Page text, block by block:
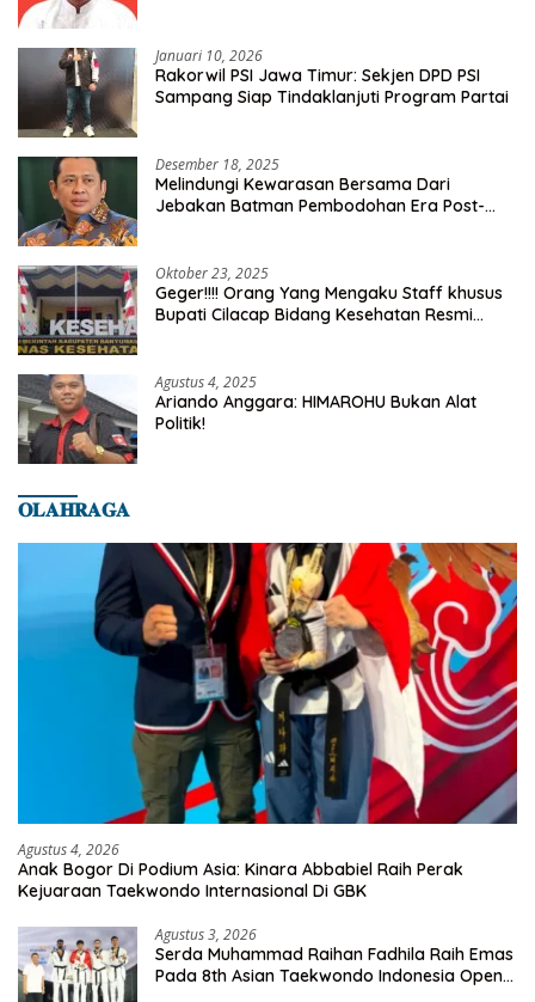
Januari 10, 2026
Rakorwil PSI Jawa Timur: Sekjen DPD PSI
Sampang Siap Tindaklanjuti Program Partai
Desember 18, 2025
Melindungi Kewarasan Bersama Dari
Jebakan Batman Pembodohan Era Post-
Oktober 23, 2025
Geger!!!! Orang Yang Mengaku Staff khusus
Bupati Cilacap Bidang Kesehatan Resmi
Agustus 4, 2025
Ariando Anggara: HIMAROHU Bukan Alat
Politik!
𝐎𝐋𝐀𝐇𝐑𝐀𝐆𝐀
Agustus 4, 2026
Anak Bogor Di Podium Asia: Kinara Abbabiel Raih Perak
Kejuaraan Taekwondo Internasional Di GBK
Agustus 3, 2026
Serda Muhammad Raihan Fadhila Raih Emas
Pada 8th Asian Taekwondo Indonesia Open